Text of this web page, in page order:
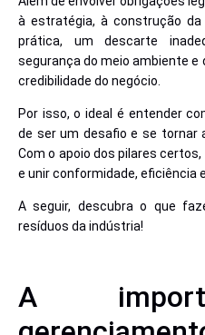
à estratégia, à construção
prática, um descarte
segurança do meio ambiente
credibilidade do negócio.
Por isso, o ideal é entender
de ser um desafio e se tornar
Com o apoio dos pilares
e unir conformidade, eficiência
A seguir, descubra o que
resíduos da indústria!
A